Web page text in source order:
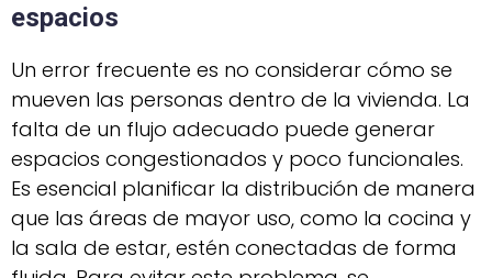
espacios
Un error frecuente es no considerar cómo se
mueven las personas dentro de la vivienda. La
falta de un flujo adecuado puede generar
espacios congestionados y poco funcionales.
Es esencial planificar la distribución de manera
que las áreas de mayor uso, como la cocina y
la sala de estar, estén conectadas de forma